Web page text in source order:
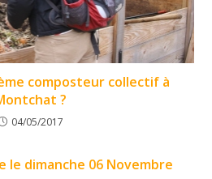
composteur collectif à
?
04/05/2017
le dimanche 06 Novembre